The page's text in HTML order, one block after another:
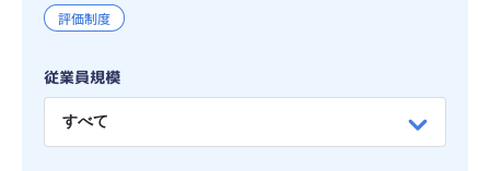
評価制度
従業員規模